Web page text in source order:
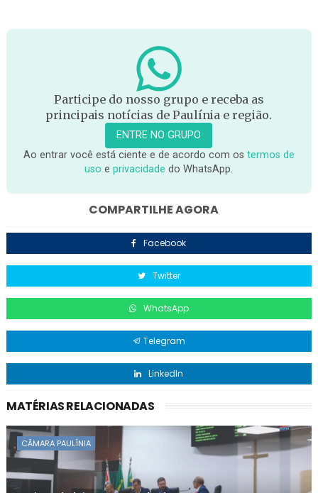
Participe do nosso grupo e receba as
principais notícias de Paulínia e região.
ENTRE NO GRUPO
Ao entrar você está ciente e de acordo com os termos de
uso eprivacidade do WhatsApp.
COMPARTILHE AGORA
Facebook
Twitter
WhatsApp
Telegram
LinkedIn
MATÉRIAS RELACIONADAS
CÂMARA PAULÍNIA